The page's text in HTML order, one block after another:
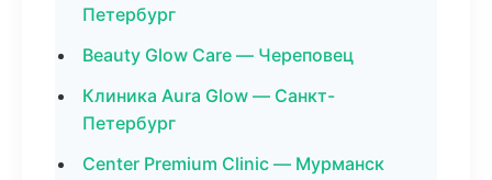
Петербург
Beauty Glow Care — Череповец
Клиника Aura Glow — Санкт-
Петербург
Center Premium Clinic — Мурманск